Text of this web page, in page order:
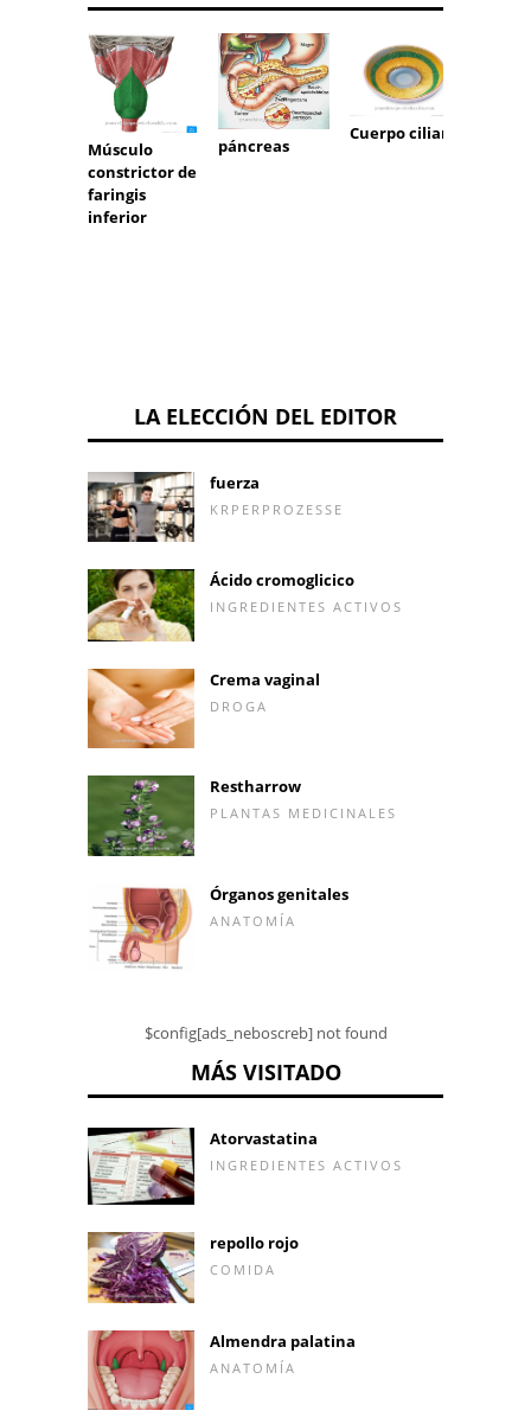
Músculo
constrictor de
faringis
inferior
páncreas
Cuerpo ciliar
LA ELECCIÓN DEL EDITOR
fuerza
KRPERPROZESSE
Ácido cromoglicico
INGREDIENTES ACTIVOS
Crema vaginal
DROGA
Restharrow
PLANTAS MEDICINALES
Órganos genitales
ANATOMÍA
$config[ads_neboscreb] not found
MÁS VISITADO
Atorvastatina
INGREDIENTES ACTIVOS
repollo rojo
COMIDA
Almendra palatina
ANATOMÍA